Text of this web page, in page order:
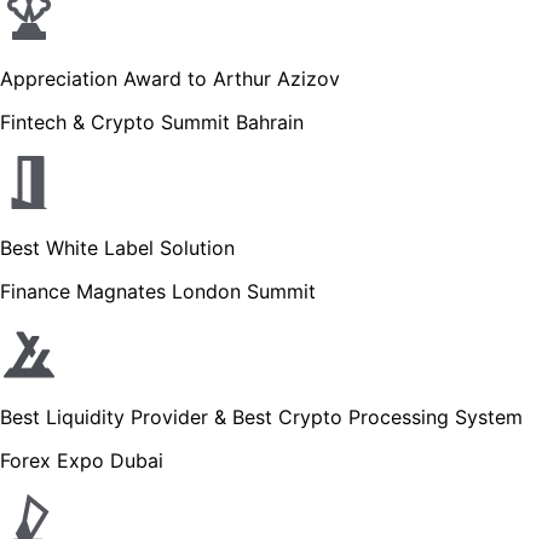
Appreciation Award to Arthur Azizov
Fintech & Crypto Summit Bahrain
Best White Label Solution
Finance Magnates London Summit
Best Liquidity Provider & Best Crypto Processing System
Forex Expo Dubai